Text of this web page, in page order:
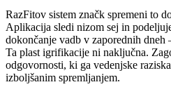
RazFitov sistem značk spremeni to
Aplikacija sledi nizom sej in
dokončanje vadb v zaporednih
Ta plast igrifikacije ni naključna.
odgovornosti, ki ga vedenjske
izboljšanim spremljanjem.